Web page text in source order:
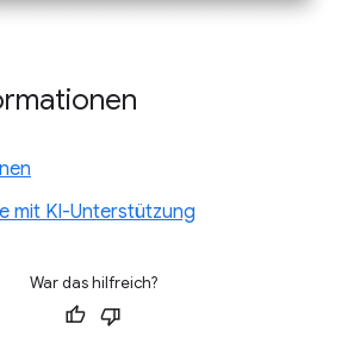
mit KI-Unterstützung
War das hilfreich?